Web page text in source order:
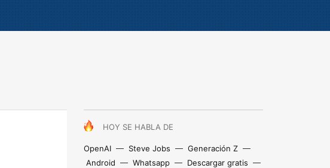
HOY SE HABLA DE
OpenAI Steve Jobs
Generación Z
Android
Whatsapp
Descargar gratis